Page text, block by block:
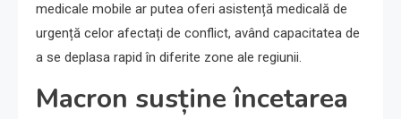
medicale mobile ar putea oferi asistență medicală de
urgență celor afectați de conflict, având capacitatea de
a se deplasa rapid în diferite zone ale regiunii.
Macron susține încetarea